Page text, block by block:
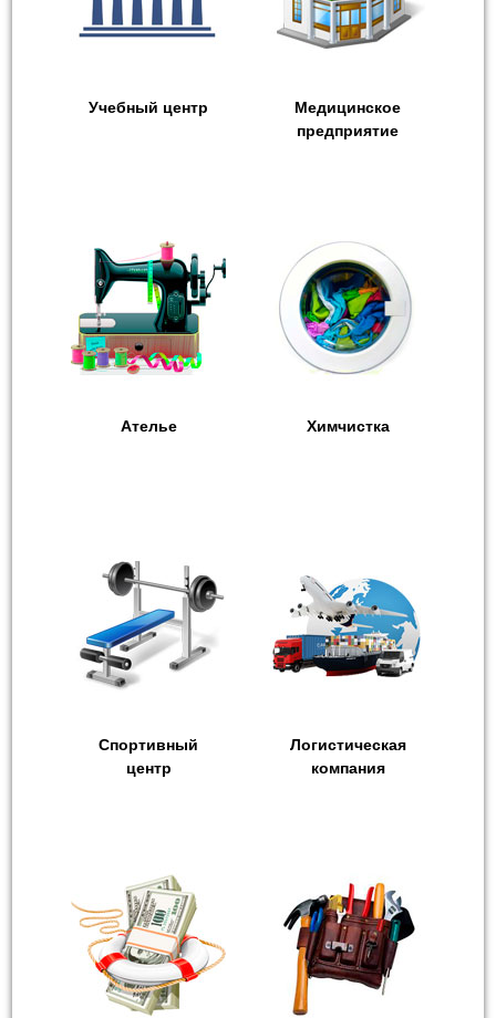
Учебный центр
Медицинское
предприятие
Ателье Химчистка
Спортивный
центр
Логистическая
компания